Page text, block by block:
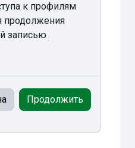
к профилям
продолжения
записью
Продолжить